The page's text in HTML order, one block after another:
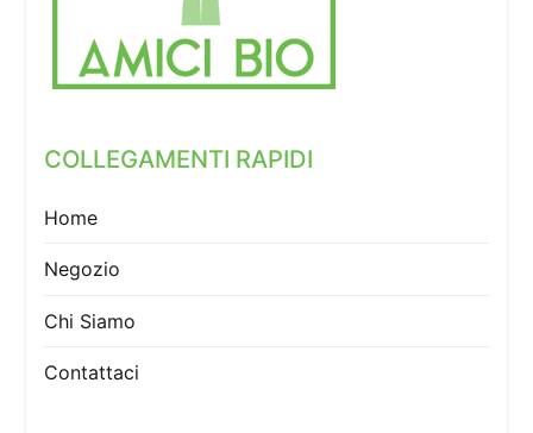
COLLEGAMENTI RAPIDI
Home
Negozio
Chi Siamo
Contattaci